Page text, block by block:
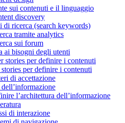
sui contenuti e il linguaggio
discovery
di ricerca (search keywords)
tramite analytics
sui forum
ai bisogni degli utenti
stories per definire i contenuti
per definire i contenuti
di accettazione
l’architettura dell’informazione
di interazione